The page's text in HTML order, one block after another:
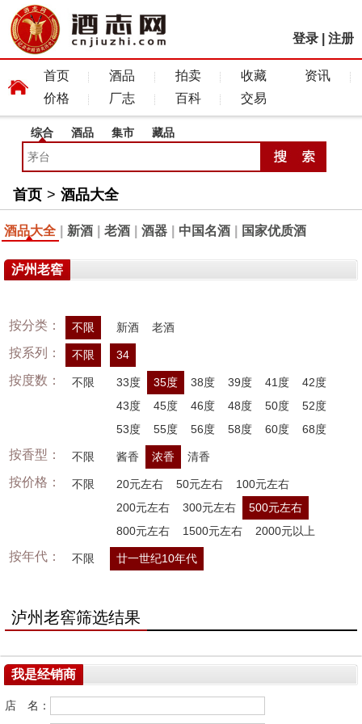
登录 注册
首页 酒品 拍卖 收藏
资讯
价格
厂志 百科 交易
综合 酒品 集市 藏品
首页 > 酒品大全
酒品大全 新酒 老酒 酒器 中国名酒 国家优质酒
泸州老窖
按分类： 不限 新酒 老酒
按系列： 不限 34
按度数： 不限 33度 35度 38度 39度 41度
42度
43度
45度 46度 48度 50度
52度
53度
55度 56度 58度 60度 68度
按香型： 不限 酱香 浓香 清香
按价格： 不限 20元左右 50元左右
100元左右
200元左右
300元左右
500元左右
800元左右
1500元左右 2000元以上
按年代： 不限 廿一世纪10年代
泸州老窖筛选结果
我是经销商
店 名：